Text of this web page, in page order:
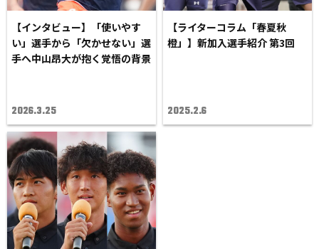
【インタビュー】「使いやす
い」選手から「欠かせない」選
手へ――中山昂大が抱く覚悟の背景
2026.3.25
【ライターコラム「春夏秋
橙」】新加入選手紹介 第3回
2025.2.6